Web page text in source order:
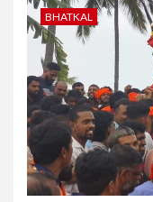
BHATKAL